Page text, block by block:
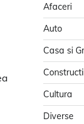
Afaceri
Auto
Casa si
Cultura
Diverse